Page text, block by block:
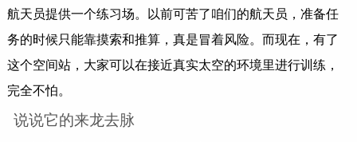
航天员提供一个练习场。以前可苦了咱们的航天员，准备任
务的时候只能靠摸索和推算，真是冒着风险。而现在，有了
这个空间站，大家可以在接近真实太空的环境里进行训练，
完全不怕。
说说它的来龙去脉